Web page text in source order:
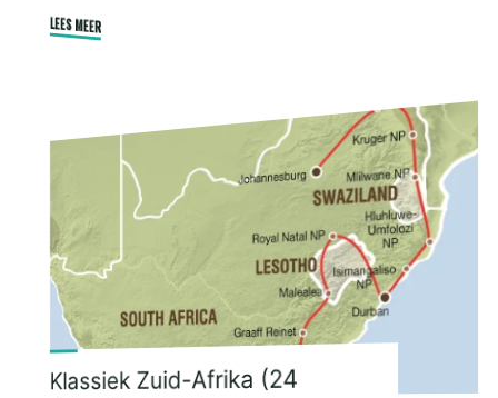
LEES MEER"Novotel
Marsa
Klassiek Zuid-Afrika (24